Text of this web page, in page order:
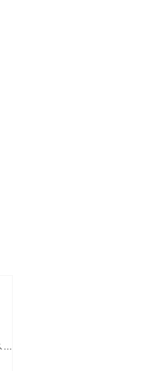
相馬子どもオーケストラ＆コーラス（387）